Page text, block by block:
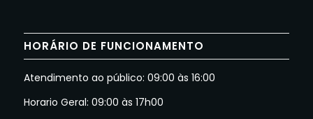
HORÁRIO DE FUNCIONAMENTO
Atendimento ao público: 09:00 às 16:00
Horario Geral: 09:00 às 17h00